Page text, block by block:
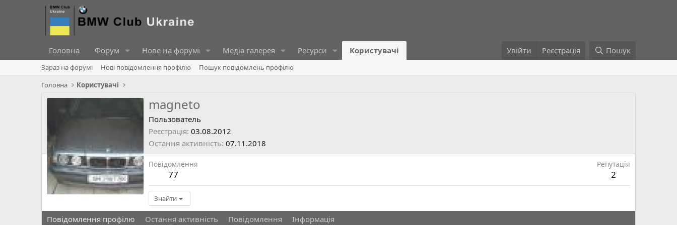
Головна Форум Нове на форумі Медіа галерея Ресурси Користувачі Увійти Реєстрація Пошук
Зараз на форумі Нові повідомлення профілю
Пошук повідомлень профілю
Головна
Користувачі
magneto
Пользователь
Реєстрація 03.08.2012
Остання активність 07.11.2018
Повідомлення
77
Репутація
2
Знайти
Повідомлення профілю Остання активність Повідомлення Інформація